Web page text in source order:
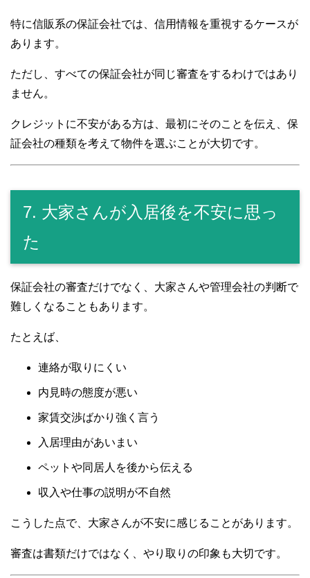
特に信販系の保証会社では、信用情報を重視するケースが
あります。
ただし、すべての保証会社が同じ審査をするわけではあり
ません。
クレジットに不安がある方は、最初にそのことを伝え、保
証会社の種類を考えて物件を選ぶことが大切です。
7. 大家さんが入居後を不安に思っ
た
保証会社の審査だけでなく、大家さんや管理会社の判断で
難しくなることもあります。
たとえば、
連絡が取りにくい
内見時の態度が悪い
家賃交渉ばかり強く言う
入居理由があいまい
ペットや同居人を後から伝える
収入や仕事の説明が不自然
こうした点で、大家さんが不安に感じることがあります。
審査は書類だけではなく、やり取りの印象も大切です。